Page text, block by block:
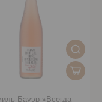
Бауэр »Всегда